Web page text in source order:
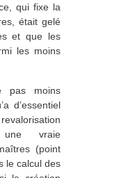
qui fixe la
était gelé
et que les
les moins
pas moins
d’essentiel
vraie
(point
le calcul des